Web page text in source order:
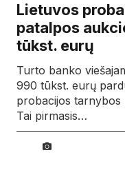
Lietuvos
patalpos
tūkst. eurų
Turto banko
990 tūkst. eurų
probacijos tarnybos
Tai pirmasis…